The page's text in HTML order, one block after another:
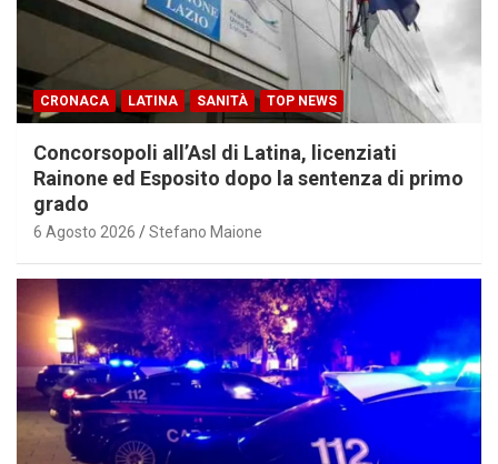
CRONACA LATINA SANITÀ TOP NEWS
Concorsopoli all’Asl di Latina, licenziati
Rainone ed Esposito dopo la sentenza di primo
grado
6 Agosto 2026 Stefano Maione